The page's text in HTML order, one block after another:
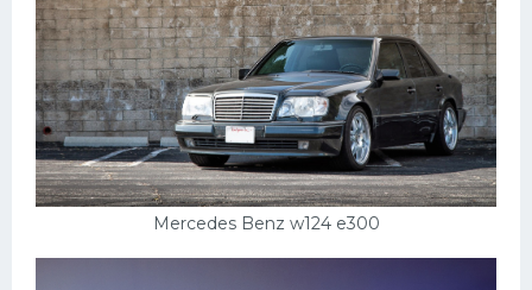
Mercedes Benz w124 e300